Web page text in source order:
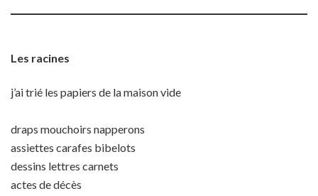
Les racines
j’ai trié les papiers de la maison vide
draps mouchoirs napperons
assiettes carafes bibelots
dessins lettres carnets
actes de décès